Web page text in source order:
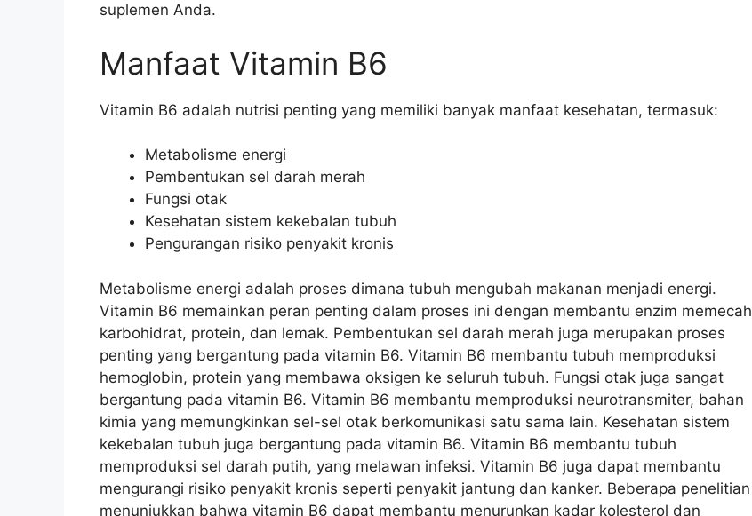
suplemen Anda.
Manfaat Vitamin B6
Vitamin B6 adalah nutrisi penting yang memiliki banyak manfaat kesehatan, termasuk:
Metabolisme energi
Pembentukan sel darah merah
Fungsi otak
Kesehatan sistem kekebalan tubuh
Pengurangan risiko penyakit kronis
Metabolisme energi adalah proses dimana tubuh mengubah makanan menjadi energi.
Vitamin B6 memainkan peran penting dalam proses ini dengan membantu enzim memecah
karbohidrat, protein, dan lemak. Pembentukan sel darah merah juga merupakan proses
penting yang bergantung pada vitamin B6. Vitamin B6 membantu tubuh memproduksi
hemoglobin, protein yang membawa oksigen ke seluruh tubuh. Fungsi otak juga sangat
bergantung pada vitamin B6. Vitamin B6 membantu memproduksi neurotransmiter, bahan
kimia yang memungkinkan sel-sel otak berkomunikasi satu sama lain. Kesehatan sistem
kekebalan tubuh juga bergantung pada vitamin B6. Vitamin B6 membantu tubuh
memproduksi sel darah putih, yang melawan infeksi. Vitamin B6 juga dapat membantu
mengurangi risiko penyakit kronis seperti penyakit jantung dan kanker. Beberapa penelitian
menunjukkan bahwa vitamin B6 dapat membantu menurunkan kadar kolesterol dan